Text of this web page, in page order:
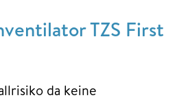
TZS First
da keine